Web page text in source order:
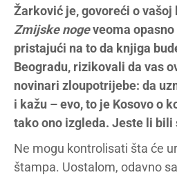
Žarković je, govoreći o vašoj
Zmijske nogeveoma
pristajući na to da knjiga
Beogradu, rizikovali da vas
novinari zloupotrijebe: da
i kažu – evo, to je Kosovo o
tako ono izgleda. Jeste li
Ne mogu kontrolisati šta će
štampa. Uostalom, odavno